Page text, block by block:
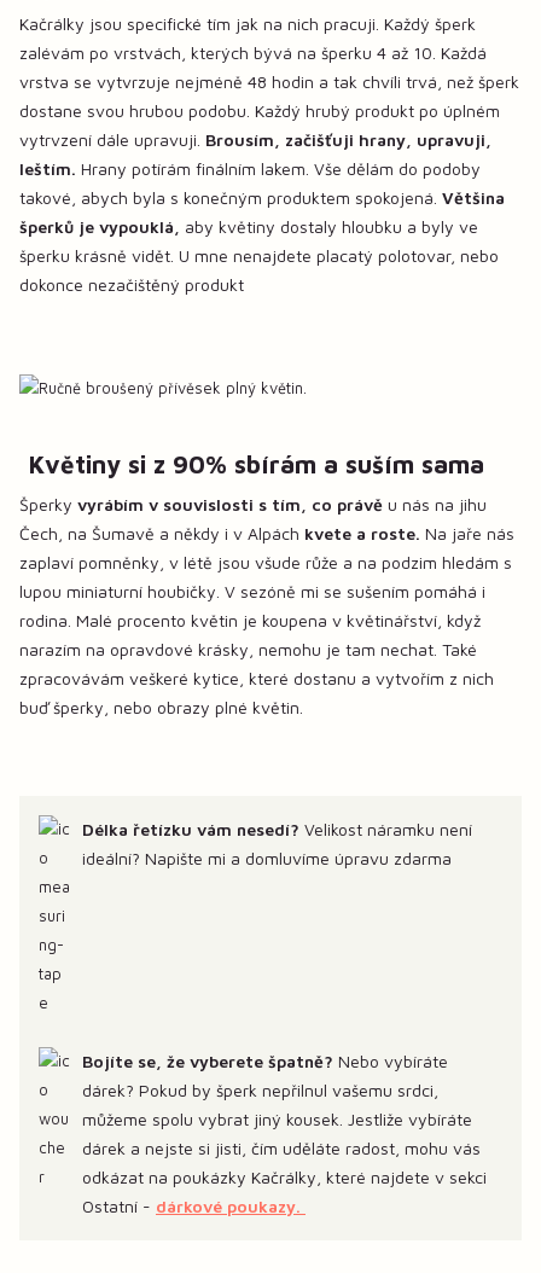
Kačrálky jsou specifické tím jak na nich pracuji. Každý šperk
zalévám po vrstvách, kterých bývá na šperku 4 až 10. Každá
vrstva se vytvrzuje nejméně 48 hodin a tak chvíli trvá, než šperk
dostane svou hrubou podobu. Každý hrubý produkt po úplném
vytrvzení dále upravuji. Brousím, začišťuji hrany, upravuji,
leštím. Hrany potírám finálním lakem. Vše dělám do podoby
takové, abych byla s konečným produktem spokojená. Většina
šperků je vypouklá,
aby květiny dostaly hloubku a byly ve
šperku krásně vidět. U mne nenajdete placatý polotovar, nebo
dokonce nezačištěný produkt
Květiny si z 90% sbírám a suším sama
Šperky vyrábím v souvislosti s tím, co právě u nás na jihu
Čech, na Šumavě a někdy i v Alpách kvete a roste. Na jaře nás
zaplaví pomněnky, v létě jsou všude růže a na podzim hledám s
lupou miniaturní houbičky. V sezóně mi se sušením pomáhá i
rodina. Malé procento květin je koupena v květinářství, když
narazím na opravdové krásky, nemohu je tam nechat. Také
zpracovávám veškeré kytice, které dostanu a vytvořím z nich
buď šperky, nebo obrazy plné květin.
Délka řetízku vám nesedí? Velikost náramku není
ideální? Napište mi a domluvíme úpravu zdarma
Bojíte se, že vyberete špatně? Nebo vybíráte
dárek? Pokud by šperk nepřilnul vašemu srdci,
můžeme spolu vybrat jiný kousek. Jestliže vybíráte
dárek a nejste si jisti, čím uděláte radost, mohu vás
odkázat na poukázky Kačrálky, které najdete v sekci
Ostatní - dárkové poukazy.